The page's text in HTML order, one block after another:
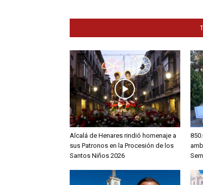
Alcalá de Henares rindió homenaje a
sus Patronos en la Procesión de los
Santos Niños 2026